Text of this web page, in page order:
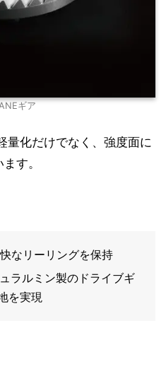
ギア
量化だけでなく、強度面に
す。
なリーリングを保持
ラルミン製のドライブギ
を実現